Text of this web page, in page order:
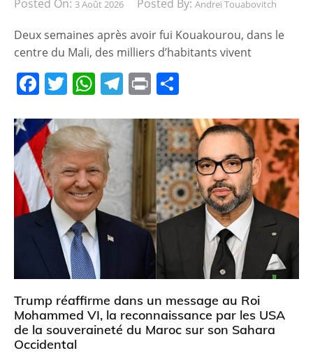
Posted On: 3 Août 2026 Posted By: Andreï Touabovitch
Deux semaines après avoir fui Kouakourou, dans le
centre du Mali, des milliers d’habitants vivent
F
c
e
b
o
o
T
itt
er
W
at
s
A
p
p
T
e
gr
a
m
Pr
t ta
g
er
Trump réaffirme dans un message au Roi
Mohammed VI, la reconnaissance par les USA
de la souveraineté du Maroc sur son Sahara
Occidental